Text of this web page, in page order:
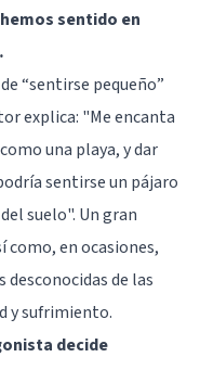
sentido en
“sentirse pequeño”
explica: "Me encanta
una playa, y dar
sentirse un pájaro
suelo". Un gran
como, en ocasiones,
de las
y sufrimiento.
decide